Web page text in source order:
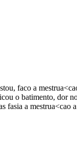
faco a
o batimento, dor
fasia a mestrua<cao